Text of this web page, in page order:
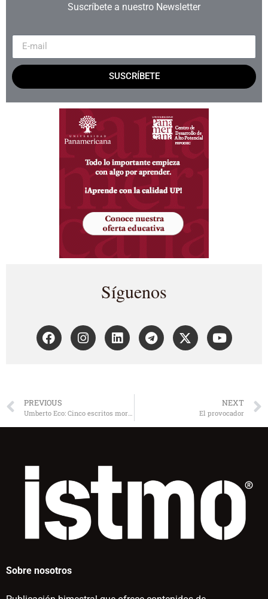
Suscríbete a nuestro Newsletter
SUSCRÍBETE
Síguenos
PREVIOUS
Umberto Eco: Cinco escritos morales
NEXT
El provocador
Sobre nosotros